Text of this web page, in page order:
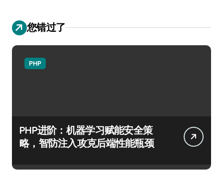
您错过了
PHP
PHP进阶：机器学习赋能安全策
略，智防注入攻克后端性能瓶颈